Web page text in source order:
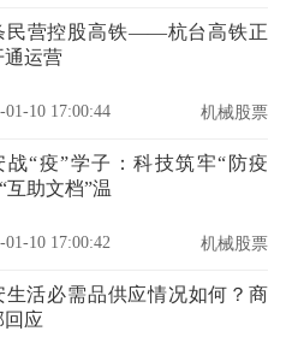
民营控股高铁——杭台高铁正
通运营
01-10 17:00:44 机械股票
战“疫”学子：科技筑牢“防疫
互助文档”温
01-10 17:00:42 机械股票
生活必需品供应情况如何？商
回应